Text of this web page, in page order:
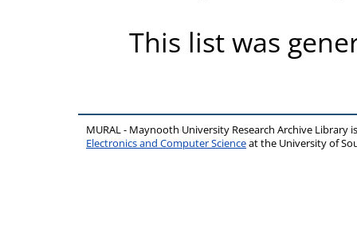
This list was
MURAL - Maynooth University Research Archive Library
Electronics and Computer Scienceat the University of